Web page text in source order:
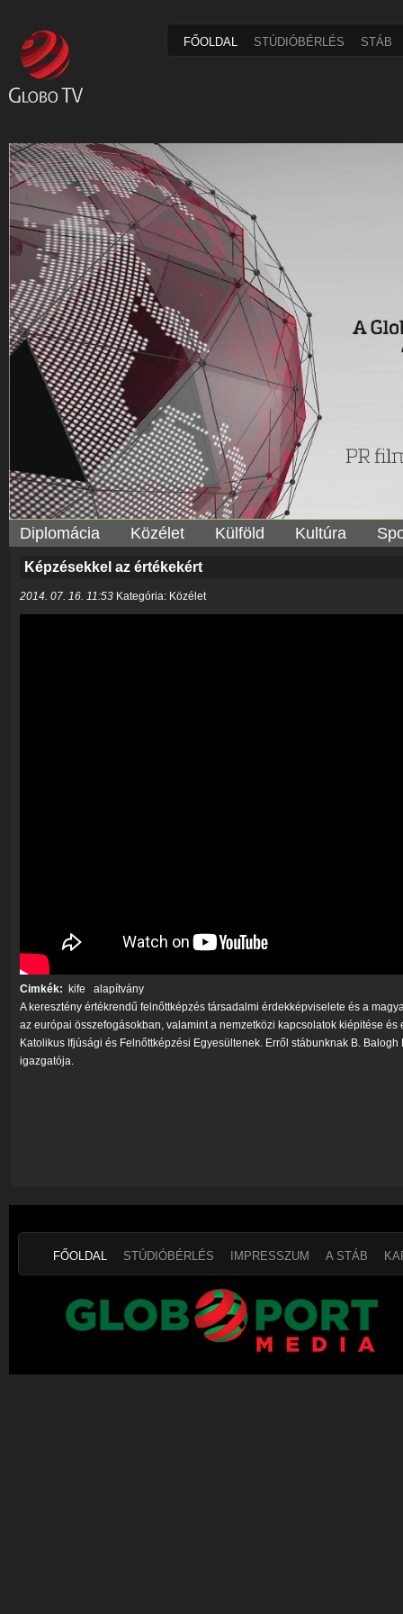
FŐOLDAL STÚDIÓBÉRLÉS STÁB
Diplomácia Közélet Külföld Kultúra
Képzésekkel az értékekért
2014. 07. 16. 11:53 Kategória: Közélet
Cimkék: kife
alapítvány
A keresztény értékrendű felnőttképzés társadalmi érdekképviselete és a
az európai összefogásokban, valamint a nemzetközi kapcsolatok kiépitése
Katolikus Ifjúsági és Felnőttképzési Egyesültenek. Erről stábunknak B.
igazgatója.
FŐOLDAL STÚDIÓBÉRLÉS IMPRESSZUM A STÁB